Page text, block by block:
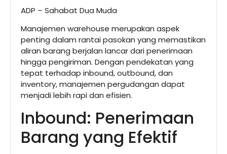
ADP – Sahabat Dua Muda
Manajemen warehouse merupakan aspek
penting dalam rantai pasokan yang memastikan
aliran barang berjalan lancar dari penerimaan
hingga pengiriman. Dengan pendekatan yang
tepat terhadap inbound, outbound, dan
inventory, manajemen pergudangan dapat
menjadi lebih rapi dan efisien.
Inbound: Penerimaan
Barang yang Efektif